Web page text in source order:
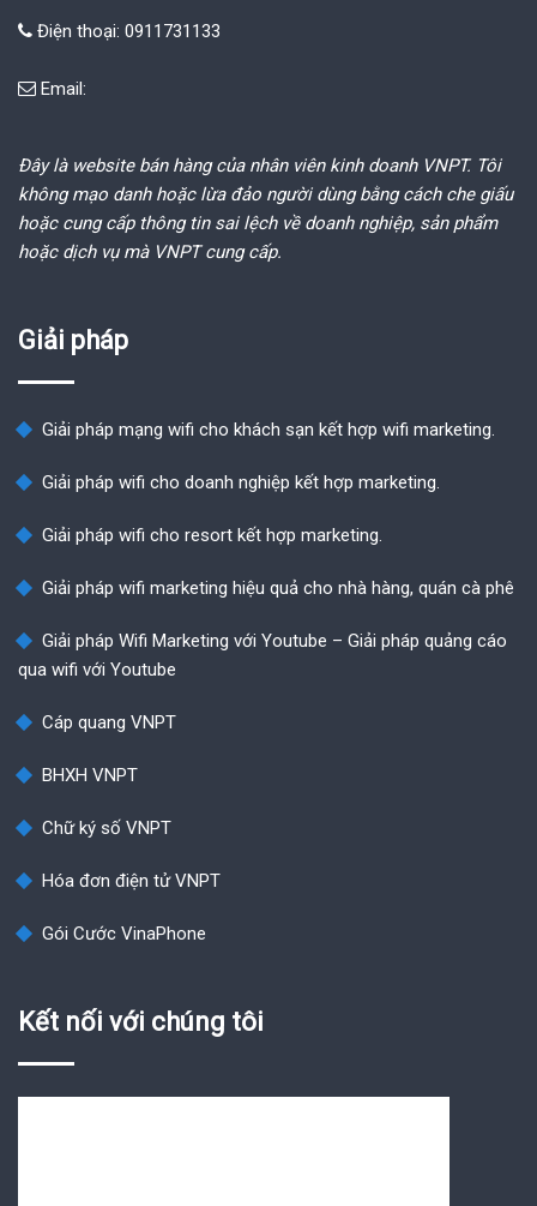
Điện thoại: 0911731133
Email:
Đây là website bán hàng của nhân viên kinh doanh VNPT. Tôi
không mạo danh hoặc lừa đảo người dùng bằng cách che giấu
hoặc cung cấp thông tin sai lệch về doanh nghiệp, sản phẩm
hoặc dịch vụ mà VNPT cung cấp.
Giải pháp
Giải pháp mạng wifi cho khách sạn kết hợp wifi marketing.
Giải pháp wifi cho doanh nghiệp kết hợp marketing.
Giải pháp wifi cho resort kết hợp marketing.
Giải pháp wifi marketing hiệu quả cho nhà hàng, quán cà phê
Giải pháp Wifi Marketing với Youtube – Giải pháp quảng cáo
qua wifi với Youtube
Cáp quang VNPT
BHXH VNPT
Chữ ký số VNPT
Hóa đơn điện tử VNPT
Gói Cước VinaPhone
Kết nối với chúng tôi